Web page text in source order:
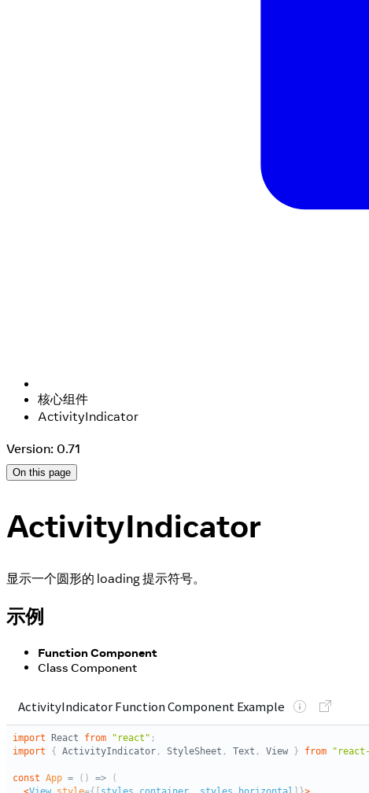
核心组件
ActivityIndicator
Version: 0.71
On this page
ActivityIndicator
显示一个圆形的 loading 提示符号。
示例
Function Component
Class Component